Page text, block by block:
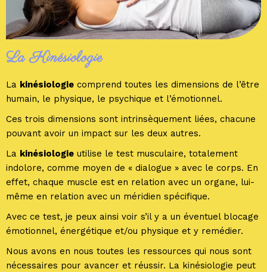
La Kinésiologie
La kinésiologie comprend toutes les dimensions de l’être
humain, le physique, le psychique et l’émotionnel.
Ces trois dimensions sont intrinsèquement liées, chacune
pouvant avoir un impact sur les deux autres.
La kinésiologie utilise le test musculaire, totalement
indolore, comme moyen de « dialogue » avec le corps. En
effet, chaque muscle est en relation avec un organe, lui-
même en relation avec un méridien spécifique.
Avec ce test, je peux ainsi voir s’il y a un éventuel blocage
émotionnel, énergétique et/ou physique et y remédier.
Nous avons en nous toutes les ressources qui nous sont
nécessaires pour avancer et réussir. La kinésiologie peut